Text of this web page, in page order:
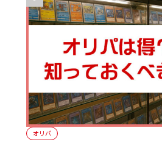
オリパ